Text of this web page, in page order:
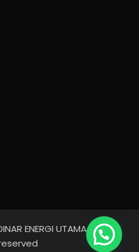
ENERGI UTAMA - All